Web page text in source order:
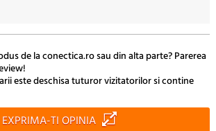
de la conectica.ro sau din alta parte? Parerea
este deschisa tuturor vizitatorilor si contine
EXPRIMA-TI OPINIA